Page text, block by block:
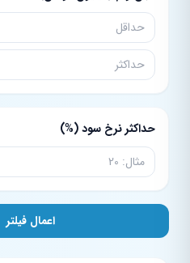
حداکثر نرخ سود (%)
اعمال فیلتر